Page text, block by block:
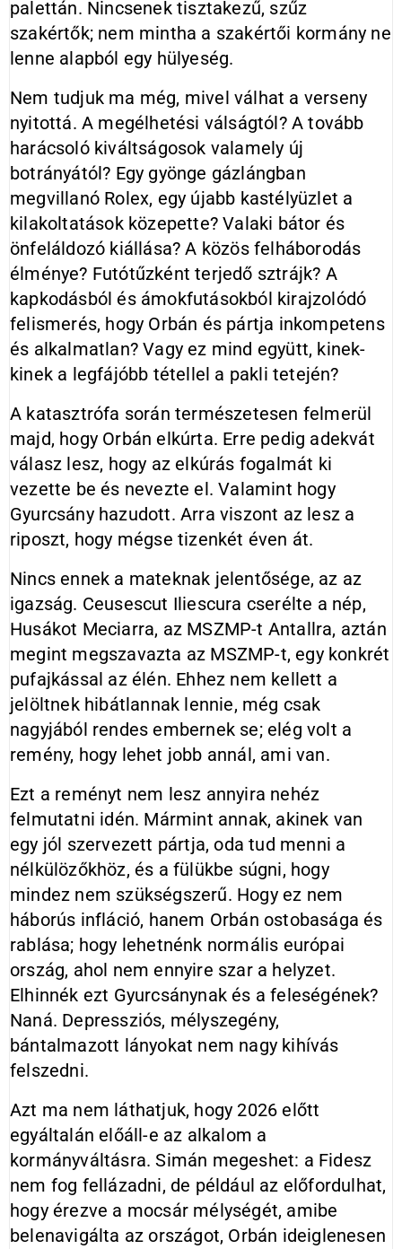
palettán. Nincsenek tisztakezű, szűz
szakértők; nem mintha a szakértői kormány ne
lenne alapból egy hülyeség.
Nem tudjuk ma még, mivel válhat a verseny
nyitottá. A megélhetési válságtól? A tovább
harácsoló kiváltságosok valamely új
botrányától? Egy gyönge gázlángban
megvillanó Rolex, egy újabb kastélyüzlet a
kilakoltatások közepette? Valaki bátor és
önfeláldozó kiállása? A közös felháborodás
élménye? Futótűzként terjedő sztrájk? A
kapkodásból és ámokfutásokból kirajzolódó
felismerés, hogy Orbán és pártja inkompetens
és alkalmatlan? Vagy ez mind együtt, kinek-
kinek a legfájóbb tétellel a pakli tetején?
A katasztrófa során természetesen felmerül
majd, hogy Orbán elkúrta. Erre pedig adekvát
válasz lesz, hogy az elkúrás fogalmát ki
vezette be és nevezte el. Valamint hogy
Gyurcsány hazudott. Arra viszont az lesz a
riposzt, hogy mégse tizenkét éven át.
Nincs ennek a mateknak jelentősége, az az
igazság. Ceusescut Iliescura cserélte a nép,
Husákot Meciarra, az MSZMP-t Antallra, aztán
megint megszavazta az MSZMP-t, egy konkrét
pufajkással az élén. Ehhez nem kellett a
jelöltnek hibátlannak lennie, még csak
nagyjából rendes embernek se; elég volt a
remény, hogy lehet jobb annál, ami van.
Ezt a reményt nem lesz annyira nehéz
felmutatni idén. Mármint annak, akinek van
egy jól szervezett pártja, oda tud menni a
nélkülözőkhöz, és a fülükbe súgni, hogy
mindez nem szükségszerű. Hogy ez nem
háborús infláció, hanem Orbán ostobasága és
rablása; hogy lehetnénk normális európai
ország, ahol nem ennyire szar a helyzet.
Elhinnék ezt Gyurcsánynak és a feleségének?
Naná. Depressziós, mélyszegény,
bántalmazott lányokat nem nagy kihívás
felszedni.
Azt ma nem láthatjuk, hogy 2026 előtt
egyáltalán előáll-e az alkalom a
kormányváltásra. Simán megeshet: a Fidesz
nem fog fellázadni, de például az előfordulhat,
hogy érezve a mocsár mélységét, amibe
belenavigálta az országot, Orbán ideiglenesen